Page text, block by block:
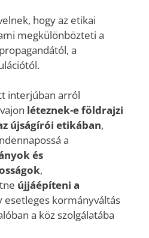
hogy az etikai
megkülönbözteti a
a
interjúban arról
léteznek-e földrajzi
újságírói etikában,
a
és
,
újjáépíteni a
esetleges kormányváltás
a köz szolgálatába